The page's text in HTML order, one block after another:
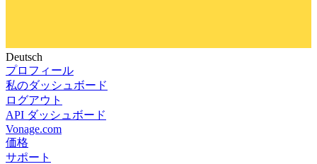
Deutsch
プロフィール
私のダッシュボード
ログアウト
API ダッシュボード
Vonage.com
価格
サポート